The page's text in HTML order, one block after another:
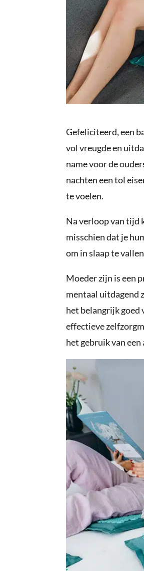
Gefeliciteerd, een
vol vreugde en
name voor de
nachten een tol
te voelen.
Na verloop van tijd
misschien dat je
om in slaap te
Moeder zijn is een
mentaal uitdagend
het belangrijk goed
effectieve
het gebruik van